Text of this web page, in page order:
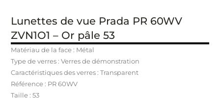
Lunettes de vue Prada PR 60WV
ZVN1O1 – Or pâle 53
Matériau de la face : Métal
Type de verres : Verres de démonstration
Caractéristiques des verres : Transparent
Référence : PR 60WV
Taille : 53